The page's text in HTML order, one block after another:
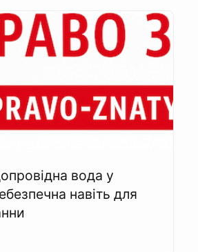
вода у
навіть для